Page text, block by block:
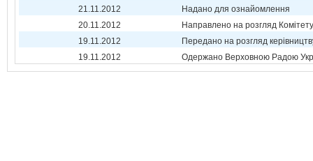
21.11.2012
Надано для ознайомлення
20.11.2012
Направлено на розгляд Комітету
19.11.2012
Передано на розгляд
19.11.2012
Одержано Верховною Радою